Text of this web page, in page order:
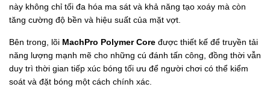
này không chỉ tối đa hóa ma sát và khả năng tạo xoáy mà còn
tăng cường độ bền và hiệu suất của mặt vợt.
Bên trong, lõi MachPro Polymer Core được thiết kế để truyền tải
năng lượng mạnh mẽ cho những cú đánh tấn công, đồng thời vẫn
duy trì thời gian tiếp xúc bóng tối ưu để người chơi có thể kiểm
soát và đặt bóng một cách chính xác.